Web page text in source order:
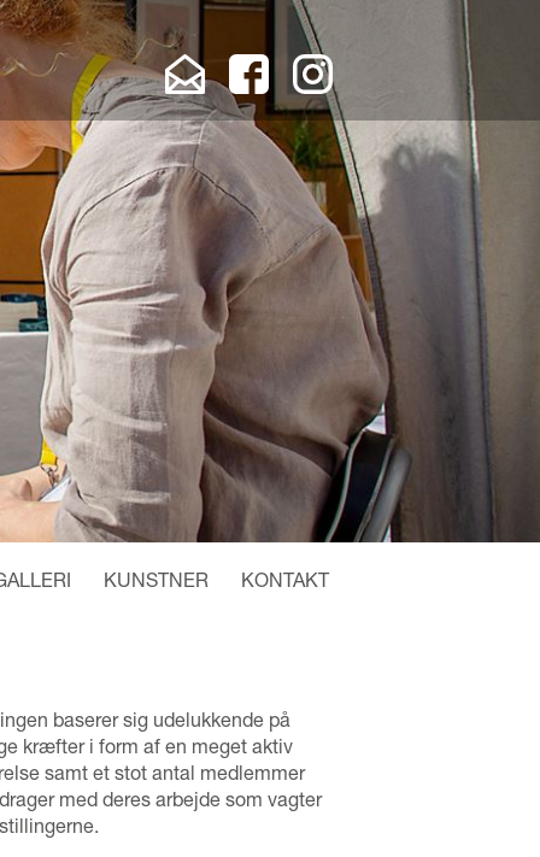
Få
Køge
Kunstforenings
nyhedsbrev
Besøg
Køge
Kunstforening
på
Facebook
Besøg
Køge
Kunstforening
på
Instagram
KUNSTNER KONTAKT
baserer sig udelukkende på
kræfter i form af en meget aktiv
samt et stot antal medlemmer
med deres arbejde som vagter